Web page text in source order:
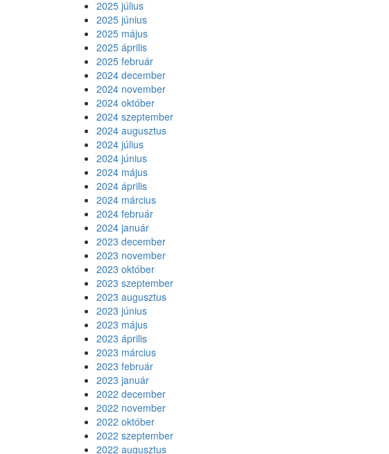
2025 július
2025 június
2025 május
2025 április
2025 február
2024 december
2024 november
2024 október
2024 szeptember
2024 augusztus
2024 július
2024 június
2024 május
2024 április
2024 március
2024 február
2024 január
2023 december
2023 november
2023 október
2023 szeptember
2023 augusztus
2023 június
2023 május
2023 április
2023 március
2023 február
2023 január
2022 december
2022 november
2022 október
2022 szeptember
2022 augusztus